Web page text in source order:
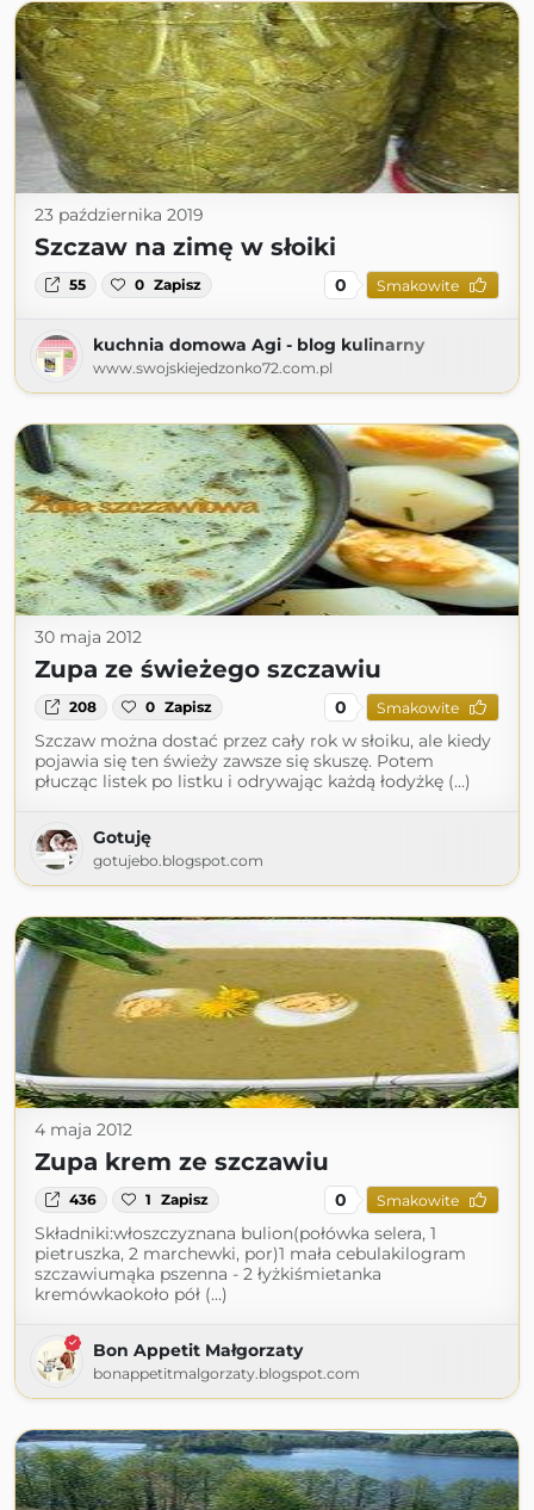
23 października 2019
Szczaw na zimę w słoiki
55 0 Zapisz 0 Smakowite
kuchnia domowa Agi - blog kulinarny
www.swojskiejedzonko72.com.pl
30 maja 2012
Zupa ze świeżego szczawiu
208 0 Zapisz 0 Smakowite
Szczaw można dostać przez cały rok w słoiku, ale kiedy
pojawia się ten świeży zawsze się skuszę. Potem
płucząc listek po listku i odrywając każdą łodyżkę (...)
Gotuję
gotujebo.blogspot.com
4 maja 2012
Zupa krem ze szczawiu
436 1 Zapisz 0 Smakowite
Składniki:włoszczyznana bulion(połówka selera, 1
pietruszka, 2 marchewki, por)1 mała cebulakilogram
szczawiumąka pszenna - 2 łyżkiśmietanka
kremówkaokoło pół (...)
Bon Appetit Małgorzaty
bonappetitmalgorzaty.blogspot.com